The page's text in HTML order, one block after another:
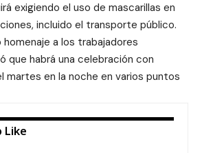
exigiendo el uso de mascarillas en
incluido el transporte público.
homenaje a los trabajadores
que habrá una celebración con
martes en la noche en varios puntos
Like